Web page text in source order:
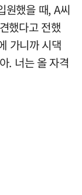
원했을 때, A씨
했다고 전했
가니까 시댁
. 너는 올 자격